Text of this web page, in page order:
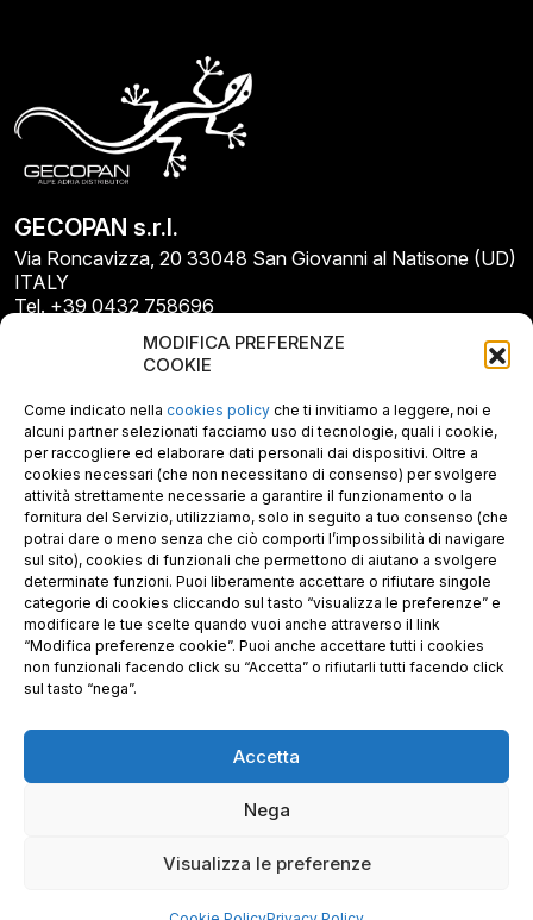
MODIFICA PREFERENZE
COOKIE
Come indicato nella cookies policy che ti invitiamo a leggere, noi e
alcuni partner selezionati facciamo uso di tecnologie, quali i cookie,
per raccogliere ed elaborare dati personali dai dispositivi. Oltre a
cookies necessari (che non necessitano di consenso) per svolgere
attività strettamente necessarie a garantire il funzionamento o la
fornitura del Servizio, utilizziamo, solo in seguito a tuo consenso (che
potrai dare o meno senza che ciò comporti l’impossibilità di navigare
sul sito), cookies di funzionali che permettono di aiutano a svolgere
determinate funzioni. Puoi liberamente accettare o rifiutare singole
categorie di cookies cliccando sul tasto “visualizza le preferenze” e
modificare le tue scelte quando vuoi anche attraverso il link
“Modifica preferenze cookie”. Puoi anche accettare tutti i cookies
non funzionali facendo click su “Accetta” o rifiutarli tutti facendo click
sul tasto “nega”.
Accetta
Nega
Visualizza le preferenze
GECOPAN s.r.l.
Via Roncavizza, 20 33048 San Giovanni al Natisone (UD)
ITALY
Tel. +39 0432 758696
E-mail PEC: gecopan@pec.it
P.I. E C.F. 02487660306
N. REA UD 264834
Capitale sociale € 30.000
Richiedi i nostri prodotti certificati FSC®
© 2025 GE.CO. PANNELLI S.R.L. & GECOPAN s.r.l. –